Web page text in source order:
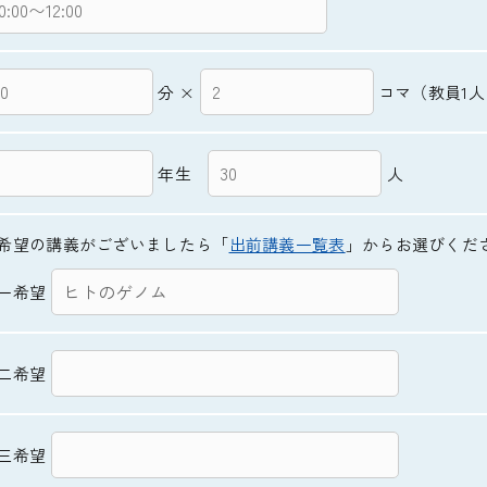
分 × コマ（教員1
年生 人
望の講義がございましたら「出前講義一覧表 」からお選びくだ
希望
希望
希望